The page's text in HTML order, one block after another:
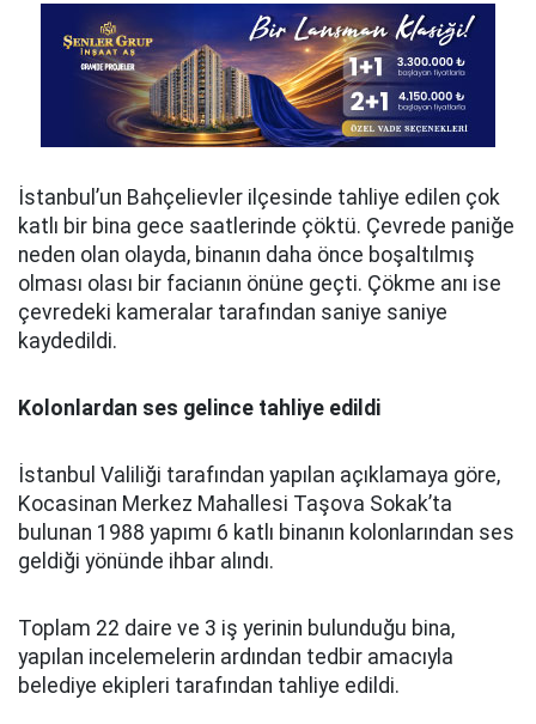
İstanbul’un Bahçelievler ilçesinde tahliye edilen çok
katlı bir bina gece saatlerinde çöktü. Çevrede paniğe
neden olan olayda, binanın daha önce boşaltılmış
olması olası bir facianın önüne geçti. Çökme anı ise
çevredeki kameralar tarafından saniye saniye
kaydedildi.
Kolonlardan ses gelince tahliye edildi
İstanbul Valiliği tarafından yapılan açıklamaya göre,
Kocasinan Merkez Mahallesi Taşova Sokak’ta
bulunan 1988 yapımı 6 katlı binanın kolonlarından ses
geldiği yönünde ihbar alındı.
Toplam 22 daire ve 3 iş yerinin bulunduğu bina,
yapılan incelemelerin ardından tedbir amacıyla
belediye ekipleri tarafından tahliye edildi.